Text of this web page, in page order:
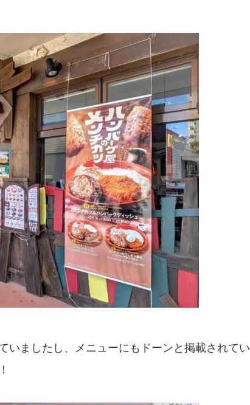
いましたし、メニューにもドーンと掲載されてい